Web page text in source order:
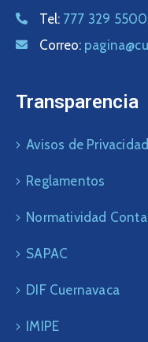
Tel: 777 329 5500
Correo:
Transparencia
Avisos de Privacidad
Reglamentos
Normatividad
SAPAC
DIF Cuernavaca
IMIPE